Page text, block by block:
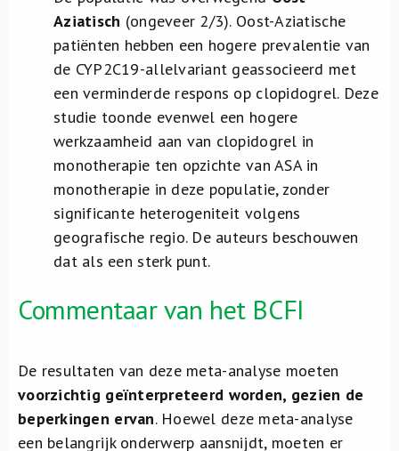
Aziatisch (ongeveer 2/3). Oost-Aziatische
patiënten hebben een hogere prevalentie van
de CYP2C19-allelvariant geassocieerd met
een verminderde respons op clopidogrel. Deze
studie toonde evenwel een hogere
werkzaamheid aan van clopidogrel in
monotherapie ten opzichte van ASA in
monotherapie in deze populatie, zonder
significante heterogeniteit volgens
geografische regio. De auteurs beschouwen
dat als een sterk punt.
Commentaar van het BCFI
De resultaten van deze meta-analyse moeten
voorzichtig geïnterpreteerd worden, gezien de
beperkingen ervan. Hoewel deze meta-analyse
een belangrijk onderwerp aansnijdt, moeten er